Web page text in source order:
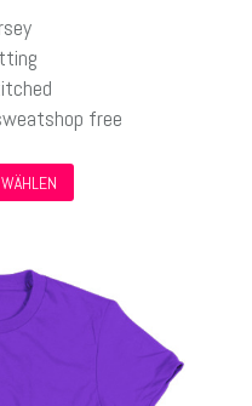
free
Produkt
Varianten